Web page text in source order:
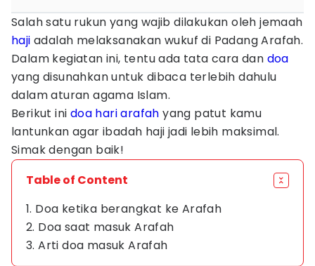
Salah satu rukun yang wajib dilakukan oleh jemaah
haji adalah melaksanakan wukuf di Padang Arafah.
Dalam kegiatan ini, tentu ada tata cara dan doa
yang disunahkan untuk dibaca terlebih dahulu
dalam aturan agama Islam.
Berikut ini doa hari arafah yang patut kamu
lantunkan agar ibadah haji jadi lebih maksimal.
Simak dengan baik!
Table of Content
1. Doa ketika berangkat ke Arafah
2. Doa saat masuk Arafah
3. Arti doa masuk Arafah